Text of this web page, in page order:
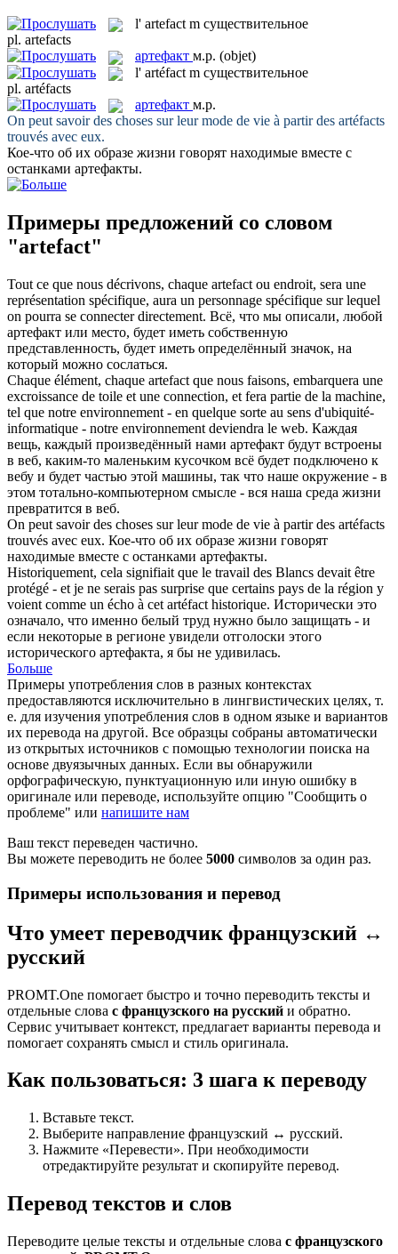
l' artefact m существительное
pl. artefacts
артефакт м.р. (objet)
l' artéfact m существительное
pl. artéfacts
артефакт м.р.
On peut savoir des choses sur leur mode de vie à partir des artéfacts
trouvés avec eux.
Кое-что об их образе жизни говорят находимые вместе с
останками артефакты.
Примеры предложений со словом
"artefact"
Tout ce que nous décrivons, chaque artefact ou endroit, sera une
représentation spécifique, aura un personnage spécifique sur lequel
on pourra se connecter directement. Всё, что мы описали, любой
артефакт или место, будет иметь собственную
представленность, будет иметь определённый значок, на
который можно сослаться.
Chaque élément, chaque artefact que nous faisons, embarquera une
excroissance de toile et une connection, et fera partie de la machine,
tel que notre environnement - en quelque sorte au sens d'ubiquité-
informatique - notre environnement deviendra le web. Каждая
вещь, каждый произведённый нами артефакт будут встроены
в веб, каким-то маленьким кусочком всё будет подключено к
вебу и будет частью этой машины, так что наше окружение - в
этом тотально-компьютерном смысле - вся наша среда жизни
превратится в веб.
On peut savoir des choses sur leur mode de vie à partir des artéfacts
trouvés avec eux. Кое-что об их образе жизни говорят
находимые вместе с останками артефакты.
Historiquement, cela signifiait que le travail des Blancs devait être
protégé - et je ne serais pas surprise que certains pays de la région y
voient comme un écho à cet artéfact historique. Исторически это
означало, что именно белый труд нужно было защищать - и
если некоторые в регионе увидели отголоски этого
исторического артефакта, я бы не удивилась.
Больше
Примеры употребления слов в разных контекстах
предоставляются исключительно в лингвистических целях, т.
е. для изучения употребления слов в одном языке и вариантов
их перевода на другой. Все образцы собраны автоматически
из открытых источников с помощью технологии поиска на
основе двуязычных данных. Если вы обнаружили
орфографическую, пунктуационную или иную ошибку в
оригинале или переводе, используйте опцию "Сообщить о
проблеме" или напишите нам
Ваш текст переведен частично.
Вы можете переводить не более 5000 символов за один раз.
Примеры использования и перевод
Что умеет переводчик французский ↔
русский
PROMT.One помогает быстро и точно переводить тексты и
отдельные слова с французского на русский и обратно.
Сервис учитывает контекст, предлагает варианты перевода и
помогает сохранять смысл и стиль оригинала.
Как пользоваться: 3 шага к переводу
Вставьте текст.
Выберите направление французский ↔ русский.
Нажмите «Перевести». При необходимости
отредактируйте результат и скопируйте перевод.
Перевод текстов и слов
Переводите целые тексты и отдельные слова с французского